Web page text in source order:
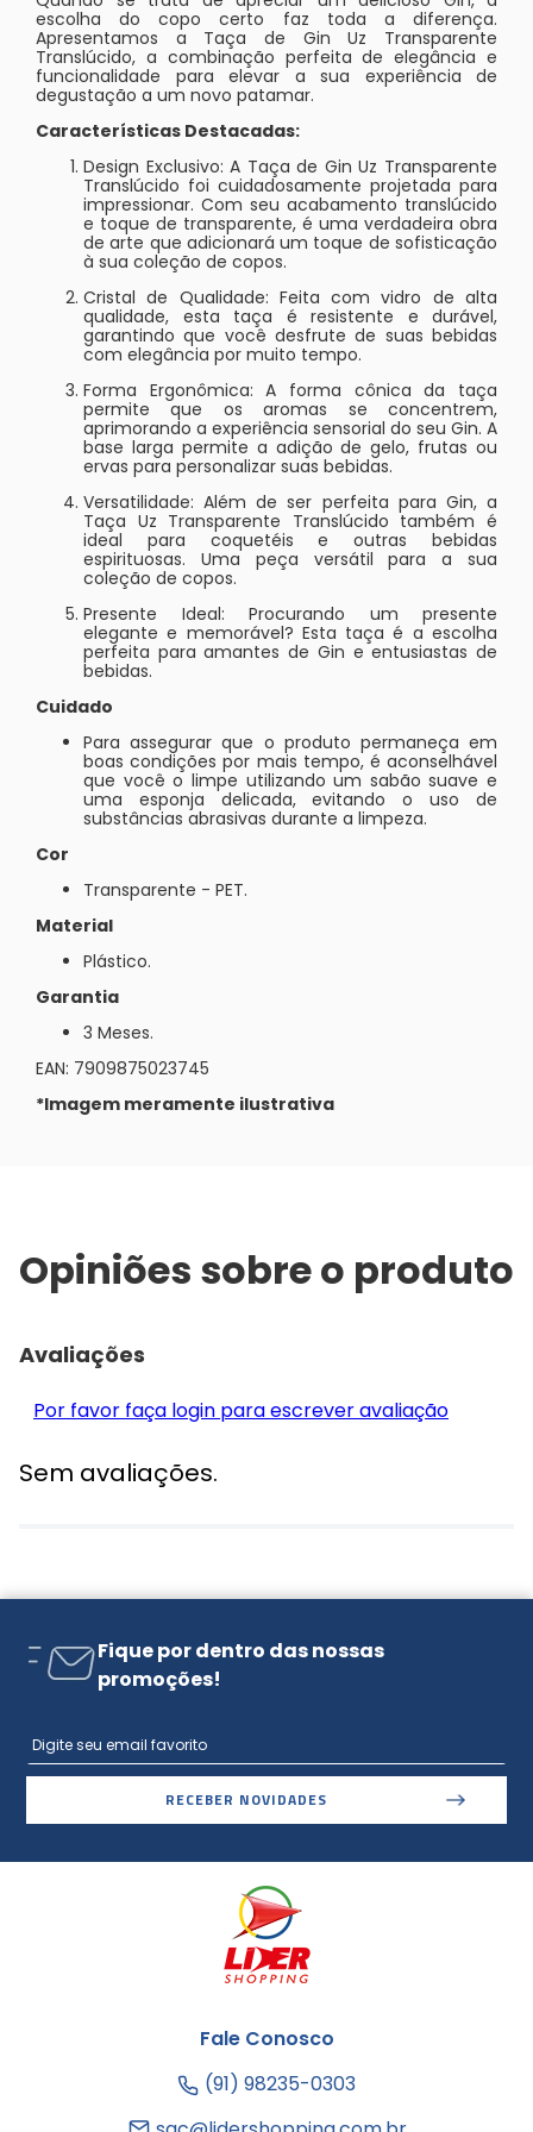
escolha do copo certo faz toda a diferença.
Apresentamos a Taça de Gin Uz Transparente
Translúcido, a combinação perfeita de elegância e
funcionalidade para elevar a sua experiência de
degustação a um novo patamar.
Características Destacadas:
Design Exclusivo: A Taça de Gin Uz Transparente
Translúcido foi cuidadosamente projetada para
impressionar. Com seu acabamento translúcido
e toque de transparente, é uma verdadeira obra
de arte que adicionará um toque de sofisticação
à sua coleção de copos.
Cristal de Qualidade: Feita com vidro de alta
qualidade, esta taça é resistente e durável,
garantindo que você desfrute de suas bebidas
com elegância por muito tempo.
Forma Ergonômica: A forma cônica da taça
permite que os aromas se concentrem,
aprimorando a experiência sensorial do seu Gin. A
base larga permite a adição de gelo, frutas ou
ervas para personalizar suas bebidas.
Versatilidade: Além de ser perfeita para Gin, a
Taça Uz Transparente Translúcido também é
ideal para coquetéis e outras bebidas
espirituosas. Uma peça versátil para a sua
coleção de copos.
Presente Ideal: Procurando um presente
elegante e memorável? Esta taça é a escolha
perfeita para amantes de Gin e entusiastas de
bebidas.
Cuidado
Para assegurar que o produto permaneça em
boas condições por mais tempo, é aconselhável
que você o limpe utilizando um sabão suave e
uma esponja delicada, evitando o uso de
substâncias abrasivas durante a limpeza.
Cor
Transparente - PET.
Material
Plástico.
Garantia
3 Meses.
EAN: 7909875023745
*Imagem meramente ilustrativa
Opiniões sobre o produto
Avaliações
Por favor faça login para escrever avaliação
Sem avaliações.
Fique por dentro das nossas
promoções!
RECEBER NOVIDADES
Fale Conosco
(91) 98235-0303